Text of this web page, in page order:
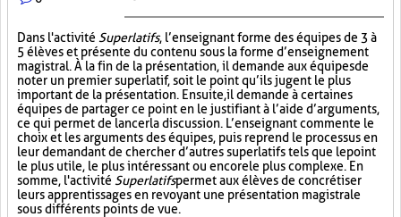
Dans l'activité Superlatifs, l’enseignant forme des équipes de 3 à
5 élèves et présente du contenu sous la forme d’enseignement
magistral. À la fin de la présentation, il demande aux équipes de
noter un premier superlatif, soit le point qu’ils jugent le plus
important de la présentation. Ensuite, il demande à certaines
équipes de partager ce point en le justifiant à l’aide d’arguments,
ce qui permet de lancer la discussion. L’enseignant commente le
choix et les arguments des équipes, puis reprend le processus en
leur demandant de chercher d’autres superlatifs tels que le point
le plus utile, le plus intéressant ou encore le plus complexe. En
somme, l'activité Superlatifspermet aux élèves de concrétiser
leurs apprentissages en revoyant une présentation magistrale
sous différents points de vue.